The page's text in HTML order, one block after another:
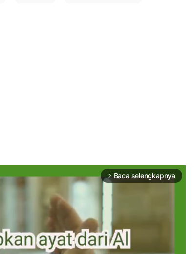
arrow_forward_ios Baca selengkapnya